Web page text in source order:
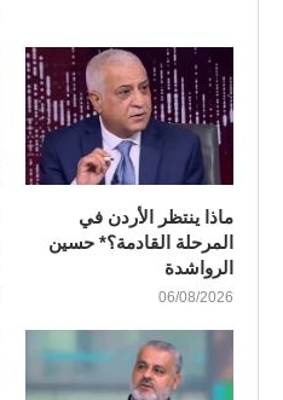
ماذا ينتظر الأردن في
المرحلة القادمة؟* حسين
الرواشدة
06/08/2026